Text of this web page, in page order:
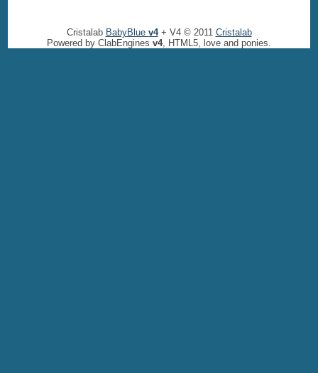
Cristalab BabyBlue v4+ V4 © 2011 Cristalab
Powered by ClabEngines v4, HTML5, love and ponies.